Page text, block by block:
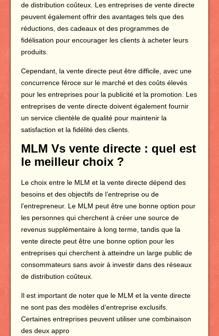
de distribution coûteux. Les entreprises de vente directe
peuvent également offrir des avantages tels que des
réductions, des cadeaux et des programmes de
fidélisation pour encourager les clients à acheter leurs
produits.
Cependant, la vente directe peut être difficile, avec une
concurrence féroce sur le marché et des coûts élevés
pour les entreprises pour la publicité et la promotion. Les
entreprises de vente directe doivent également fournir
un service clientèle de qualité pour maintenir la
satisfaction et la fidélité des clients.
MLM Vs vente directe : quel est
le meilleur choix ?
Le choix entre le MLM et la vente directe dépend des
besoins et des objectifs de l’entreprise ou de
l’entrepreneur. Le MLM peut être une bonne option pour
les personnes qui cherchent à créer une source de
revenus supplémentaire à long terme, tandis que la
vente directe peut être une bonne option pour les
entreprises qui cherchent à atteindre un large public de
consommateurs sans avoir à investir dans des réseaux
de distribution coûteux.
Il est important de noter que le MLM et la vente directe
ne sont pas des modèles d’entreprise exclusifs.
Certaines entreprises peuvent utiliser une combinaison
des deux appro